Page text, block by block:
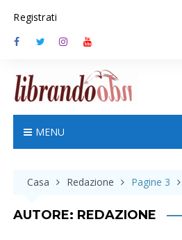
Registrati
MENU
Casa Redazione Pagine 3
AUTORE: REDAZIONE